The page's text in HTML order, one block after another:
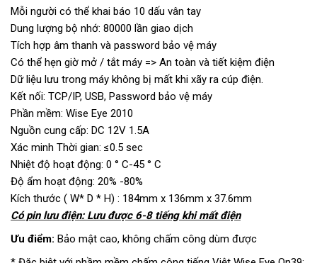
Mỗi người có thể khai báo 10 dấu vân tay
Dung lượng bộ nhớ: 80000 lần giao dịch
Tích hợp âm thanh và password bảo vệ máy
Có thể hẹn giờ mở / tắt máy => An toàn và tiết kiệm điện
Dữ liệu lưu trong máy không bị mất khi xãy ra cúp điện.
Kết nối: TCP/IP, USB, Password bảo vệ máy
Phần mềm: Wise Eye 2010
Nguồn cung cấp: DC 12V 1.5A
Xác minh Thời gian: ≤0.5 sec
Nhiệt độ hoạt động: 0 ° C-45 ° C
Độ ẩm hoạt động: 20% -80%
Kích thước ( W* D * H) : 184mm x 136mm x 37.6mm
Có pin lưu điện: Lưu được 6-8 tiếng khi mất điện
Ưu điểm: Bảo mật cao, không chấm công dùm được